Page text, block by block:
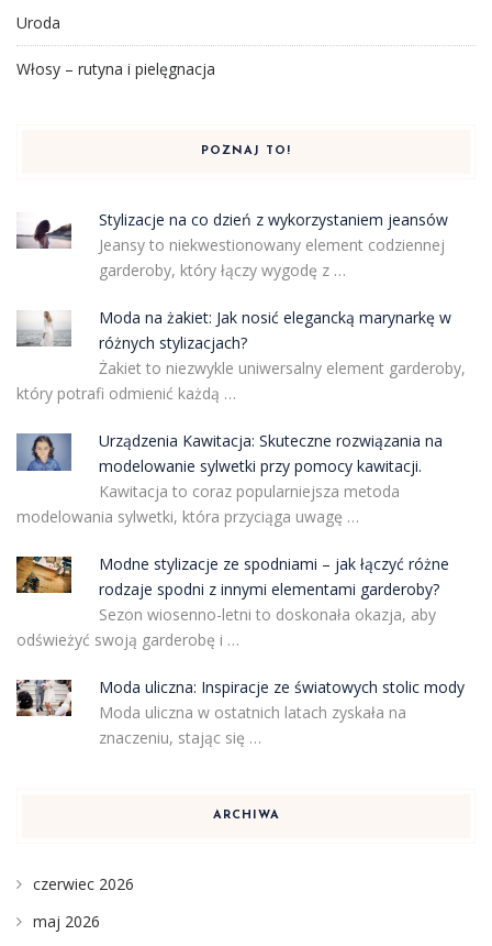
Uroda
Włosy – rutyna i pielęgnacja
POZNAJ TO!
Stylizacje na co dzień z wykorzystaniem jeansów
Jeansy to niekwestionowany element codziennej
garderoby, który łączy wygodę z …
Moda na żakiet: Jak nosić elegancką marynarkę w
różnych stylizacjach?
Żakiet to niezwykle uniwersalny element garderoby,
który potrafi odmienić każdą …
Urządzenia Kawitacja: Skuteczne rozwiązania na
modelowanie sylwetki przy pomocy kawitacji.
Kawitacja to coraz popularniejsza metoda
modelowania sylwetki, która przyciąga uwagę …
Modne stylizacje ze spodniami – jak łączyć różne
rodzaje spodni z innymi elementami garderoby?
Sezon wiosenno-letni to doskonała okazja, aby
odświeżyć swoją garderobę i …
Moda uliczna: Inspiracje ze światowych stolic mody
Moda uliczna w ostatnich latach zyskała na
znaczeniu, stając się …
ARCHIWA
czerwiec 2026
maj 2026